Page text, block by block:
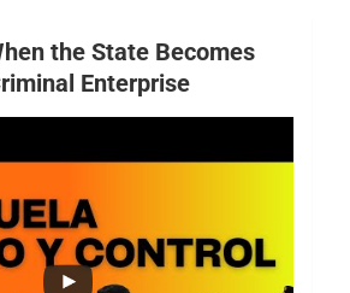
the State Becomes
Enterprise